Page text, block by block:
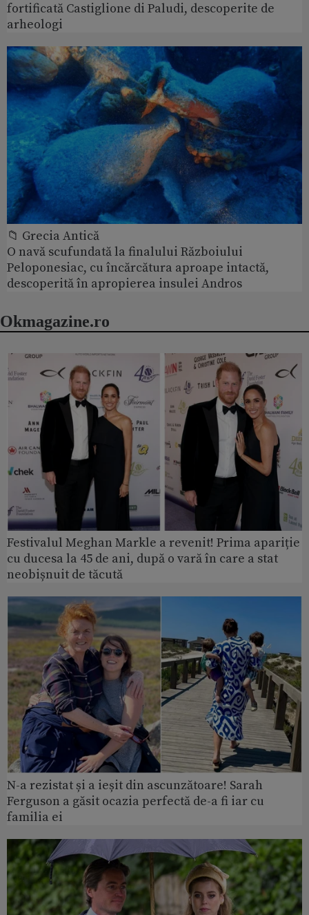
fortificată Castiglione di Paludi, descoperite de
arheologi
📁 Grecia Antică
O navă scufundată la finalului Războiului
Peloponesiac, cu încărcătura aproape intactă,
descoperită în apropierea insulei Andros
Okmagazine.ro
Festivalul Meghan Markle a revenit! Prima apariție
cu ducesa la 45 de ani, după o vară în care a stat
neobișnuit de tăcută
N-a rezistat și a ieșit din ascunzătoare! Sarah
Ferguson a găsit ocazia perfectă de-a fi iar cu
familia ei